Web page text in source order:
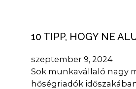
10 TIPP, HOGY NE
szeptember 9, 2024
Sok munkavállaló nagy
hőségriadók